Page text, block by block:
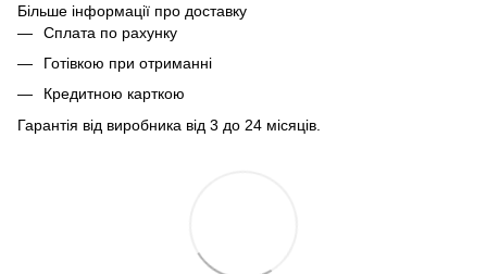
Більше інформації про доставку
Сплата по рахунку
Готівкою при отриманні
Кредитною карткою
Гарантія від виробника від 3 до 24 місяців.